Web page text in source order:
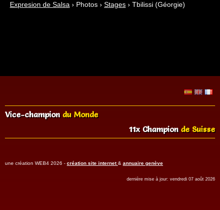
Expresion de Salsa › Photos › Stages › Tbilissi (Géorgie)
Vice-champion du Monde
11x Champion de Suisse
une création WEB4 2026 - création site internet & annuaire genève
dernière mise à jour: vendredi 07 août 2026